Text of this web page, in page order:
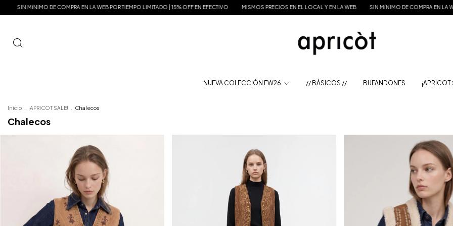
EN LA WEB POR TIEMPO LIMITADO | 15% OFF EN EFECTIVO MISMOS PRECIOS EN EL LOCAL Y EN LA WEB SIN MíNIMO DE COMPRA EN LA WEB POR TIEMPO
NUEVA COLECCIÓN FW26 // BÁSICOS // BUFANDONES ¡APRICOT
Inicio ¡APRICOT SALE! Chalecos
Chalecos